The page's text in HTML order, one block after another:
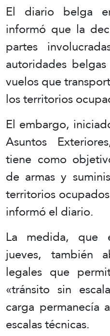
El diario belga
informó que la
partes
autoridades
vuelos que
los territorios
El embargo,
Asuntos
tiene como
de armas y
territorios
informó el diario.
La medida,
jueves, también
legales que
«tránsito sin
carga permanecía
escalas técnicas.